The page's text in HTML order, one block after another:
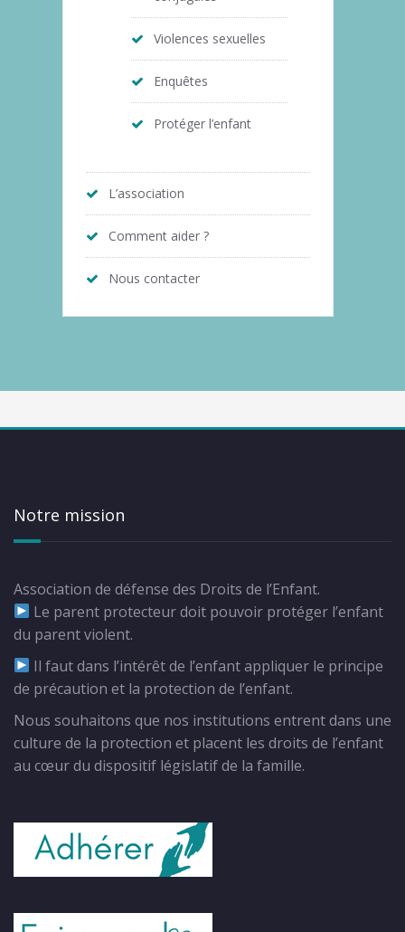
Violences sexuelles
Enquêtes
Protéger l’enfant
L’association
Comment aider ?
Nous contacter
Notre mission
Association de défense des Droits de l’Enfant.
Le parent protecteur doit pouvoir protéger l’enfant
du parent violent.
Il faut dans l’intérêt de l’enfant appliquer le principe
de précaution et la protection de l’enfant.
Nous souhaitons que nos institutions entrent dans une
culture de la protection et placent les droits de l’enfant
au cœur du dispositif législatif de la famille.